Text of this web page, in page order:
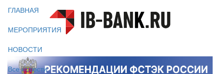
ГЛАВНАЯ
МЕРОПРИЯТИЯ
НОВОСТИ
Все новости